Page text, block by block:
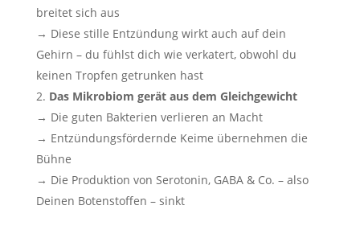
breitet sich aus
→ Diese stille Entzündung wirkt auch auf dein
Gehirn – du fühlst dich wie verkatert, obwohl du
keinen Tropfen getrunken hast
Das Mikrobiom gerät aus dem Gleichgewicht
→ Die guten Bakterien verlieren an Macht
→ Entzündungsfördernde Keime übernehmen die
Bühne
→ Die Produktion von Serotonin, GABA & Co. – also
Deinen Botenstoffen – sinkt